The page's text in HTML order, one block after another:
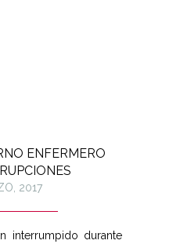
ENFERMERO
2017
interrumpido durante